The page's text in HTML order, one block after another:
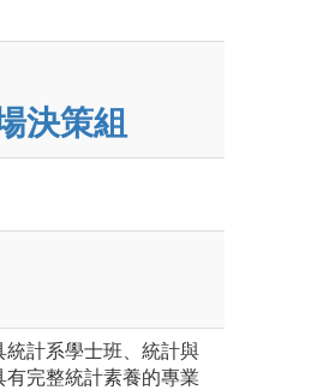
決策組
計系學士班、統計與
完整統計素養的專業